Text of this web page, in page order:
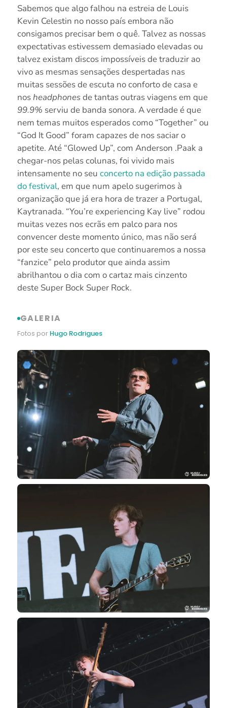
Sabemos que algo falhou na estreia de Louis
Kevin Celestin no nosso país embora não
consigamos precisar bem o quê. Talvez as nossas
expectativas estivessem demasiado elevadas ou
talvez existam discos impossíveis de traduzir ao
vivo as mesmas sensações despertadas nas
muitas sessões de escuta no conforto de casa e
nosheadphonesde tantas outras viagens em que
99.9% serviu de banda sonora. A verdade é que
nem temas muitos esperados como “Together” ou
“God It Good” foram capazes de nos saciar o
apetite. Até “Glowed Up”, com Anderson .Paak a
chegar-nos pelas colunas, foi vivido mais
intensamente no seu concerto na edição passada
do festival, em que num apelo sugerimos à
organização que já era hora de trazer a Portugal,
Kaytranada. “You’re experiencing Kay live” rodou
muitas vezes nos ecrãs em palco para nos
convencer deste momento único, mas não será
por este seu concerto que continuaremos a nossa
“fanzice” pelo produtor que ainda assim
abrilhantou o dia com o cartaz mais cinzento
deste Super Bock Super Rock.
GALERIA
Fotos por Hugo Rodrigues